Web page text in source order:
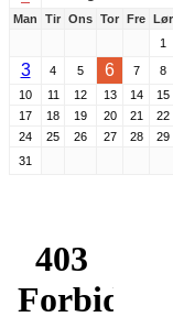
Man Tir Ons Tor Fre Lør
1
3
4 5 6 7 8
10
11 12 13 14 15
17
18 19 20 21 22
24
25 26 27 28 29
31